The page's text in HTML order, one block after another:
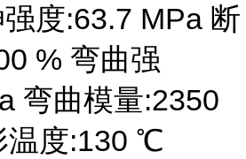
度:63.7 MPa 断
% 弯曲强
弯曲模量:2350
温度:130 ℃